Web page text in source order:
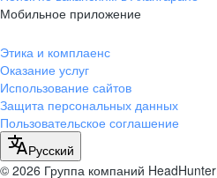
Мобильное приложение
Этика и комплаенс
Оказание услуг
Использование сайтов
Защита персональных данных
Пользовательское соглашение
Русский
© 2026 Группа компаний HeadHunter